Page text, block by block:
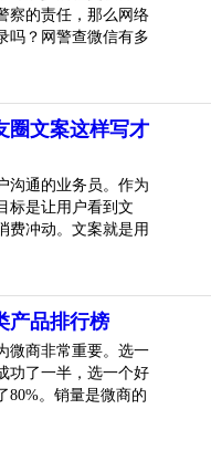
越高越好，比如化妆
议不要在微信上卖，因
品；
大家都愿意尝试自己
对款式不满意，要么是
便，比较好在200字以
够提炼出产品的卖点。
察的责任，那么网络
吗？网警查微信有多
圈文案这样写才
沟通的业务员。作为
标是让用户看到文
费冲动。文案就是用
产品排行榜
微商非常重要。选一
功了一半，选一个好
80%。销量是微商的